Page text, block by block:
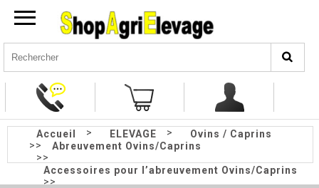
Accueil > ELEVAGE >
Ovins / Caprins
>>
Abreuvement Ovins/Caprins
>>
Accessoires pour l’abreuvement Ovins/Caprins
>>